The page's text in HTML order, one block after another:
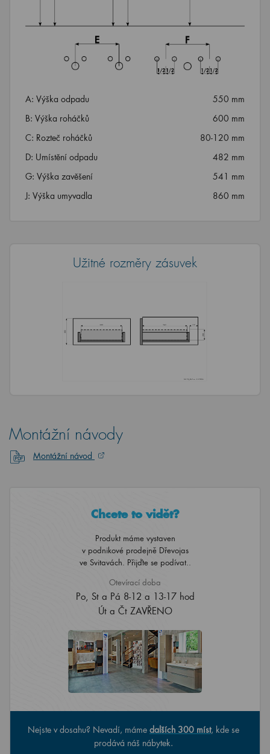
A: Výška odpadu
550 mm
B: Výška roháčků
600 mm
C: Rozteč roháčků
80-120 mm
D: Umístění odpadu
482 mm
G: Výška zavěšení
541 mm
J: Výška umyvadla
860 mm
Užitné rozměry zásuvek
Montážní návody
Montážní návod
Chcete to vidět?
Produkt máme vystaven
v podnikové prodejně Dřevojas
ve Svitavách. Přijďte se podívat..
Otevírací doba
Po, St a Pá 8-12 a 13-17 hod
Út a Čt ZAVŘENO
Nejste v dosahu? Nevadí, máme dalších 300 míst, kde se
prodává náš nábytek.